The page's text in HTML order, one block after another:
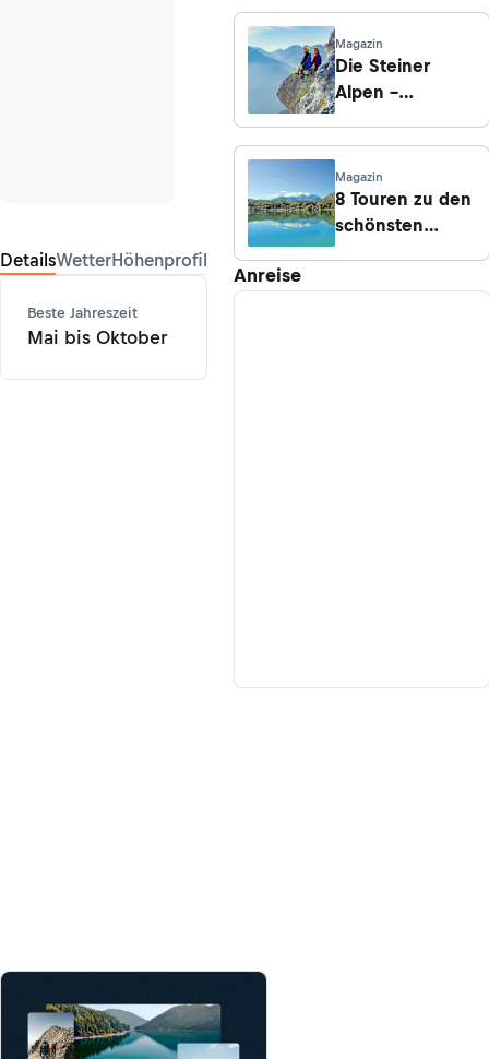
DetailsWetterHöhenprofil
Beste Jahreszeit
Mai bis Oktober
Magazin
Die Steiner
Alpen –
äußersten
Süden
Österreichs
Magazin
8 Touren zu den
schönsten
Anreise